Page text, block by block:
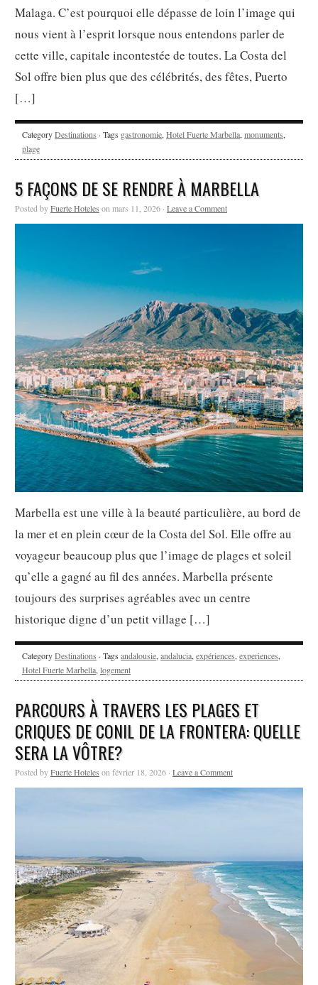
Malaga. C’est pourquoi elle dépasse de loin l’image qui
nous vient à l’esprit lorsque nous entendons parler de
cette ville, capitale incontestée de toutes. La Costa del
Sol offre bien plus que des célébrités, des fêtes, Puerto
[…]
CategoryDestinations · Tags gastronomie, Hotel Fuerte Marbella, monuments,
plage
5 FAÇONS DE SE RENDRE À MARBELLA
Posted byFuerte Hoteles on mars 11, 2026 · Leave a Comment
Marbella est une ville à la beauté particulière, au bord de
la mer et en plein cœur de la Costa del Sol. Elle offre au
voyageur beaucoup plus que l’image de plages et soleil
qu’elle a gagné au fil des années. Marbella présente
toujours des surprises agréables avec un centre
historique digne d’un petit village […]
CategoryDestinations · Tags andalousie,andalucia,expériences,experiences,
Hotel Fuerte Marbella,logement
PARCOURS À TRAVERS LES PLAGES ET
CRIQUES DE CONIL DE LA FRONTERA: QUELLE
SERA LA VÔTRE?
Posted byFuerte Hoteles on février 18, 2026 · Leave a Comment